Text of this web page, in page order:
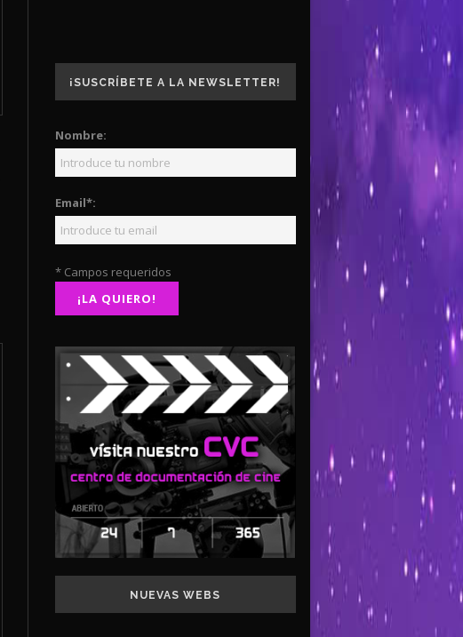
¡SUSCRÍBETE A LA NEWSLETTER!
Nombre:
Email*:
* Campos requeridos
NUEVAS WEBS